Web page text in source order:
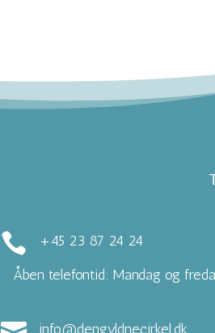

+45 23 87 24 24
Åben telefontid: Mandag og
info@dengyldnecirkel.dk